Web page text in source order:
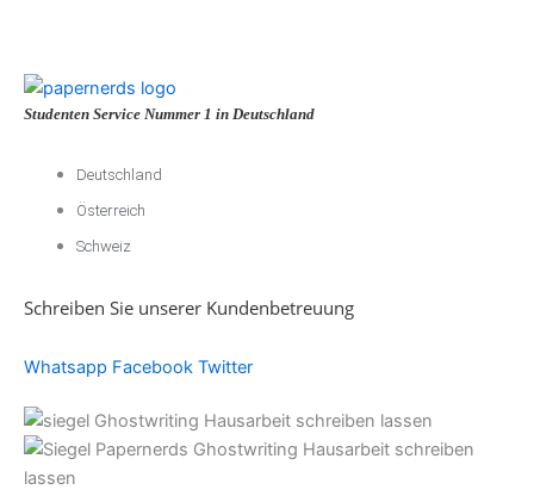
Studenten Service Nummer 1 in Deutschland
Deutschland
Österreich
Schweiz
Schreiben Sie unserer Kundenbetreuung
Whatsapp Facebook Twitter